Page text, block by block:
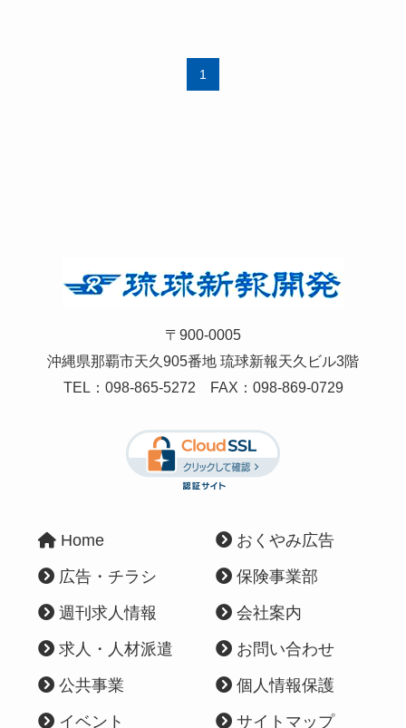
1
〒900-0005
沖縄県那覇市天久905番地 琉球新報天久ビル3階
TEL： 098-865-5272 FAX：098-869-0729
Home
広告・チラシ
週刊求人情報
求人・人材派遣
公共事業
イベント
おくやみ広告
保険事業部
会社案内
お問い合わせ
個人情報保護
サイトマップ